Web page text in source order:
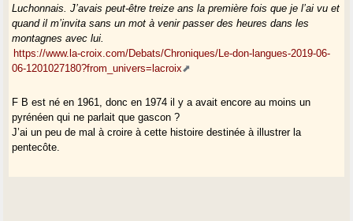
Luchonnais. J’avais peut-être treize ans la première fois que je l’ai vu et
quand il m’invita sans un mot à venir passer des heures dans les
montagnes avec lui.
https://www.la-croix.com/Debats/Chroniques/Le-don-langues-2019-06-
06-1201027180?from_univers=lacroix
F B est né en 1961, donc en 1974 il y a avait encore au moins un
pyrénéen qui ne parlait que gascon ?
J’ai un peu de mal à croire à cette histoire destinée à illustrer la
pentecôte.